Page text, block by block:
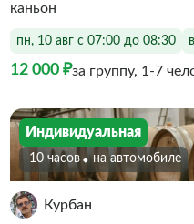
каньон
пн, 10 авг с 07:00 до 08:30
12 000 ₽за группу, 1-7
Индивидуальная
10 часов На автомобиле
Курбан